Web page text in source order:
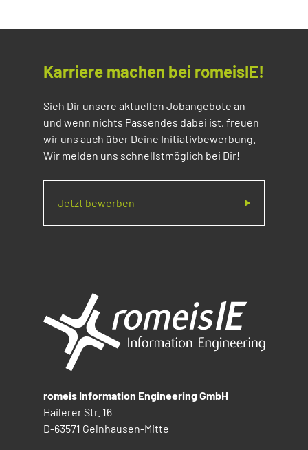
Karriere machen bei romeisIE!
Sieh Dir unsere aktuellen Jobangebote an –
und wenn nichts Passendes dabei ist, freuen
wir uns auch über Deine Initiativbewerbung.
Wir melden uns schnellstmöglich bei Dir!
Jetzt bewerben
romeis Information Engineering GmbH
Hailerer Str. 16
D-63571 Gelnhausen-Mitte